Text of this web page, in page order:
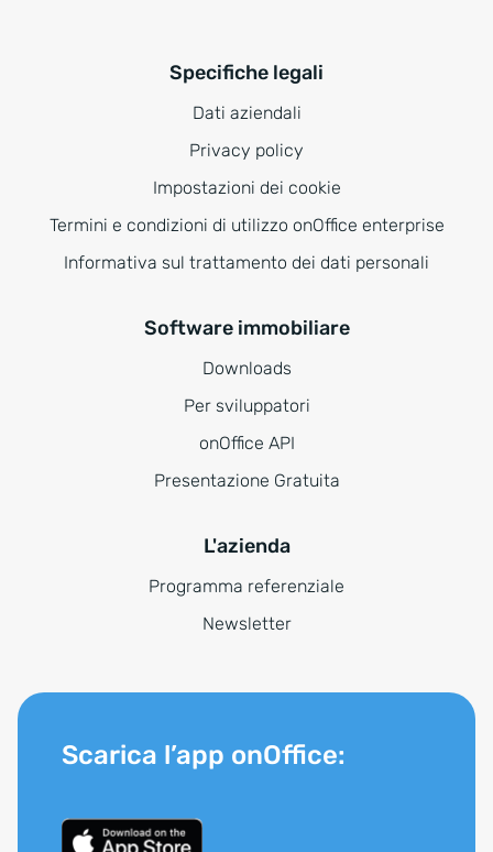
Specifiche legali
Dati aziendali
Privacy policy
Impostazioni dei cookie
Termini e condizioni di utilizzo onOffice enterprise
Informativa sul trattamento dei dati personali
Software immobiliare
Downloads
Per sviluppatori
onOffice API
Presentazione Gratuita
L'azienda
Programma referenziale
Newsletter
Scarica l’app onOffice: